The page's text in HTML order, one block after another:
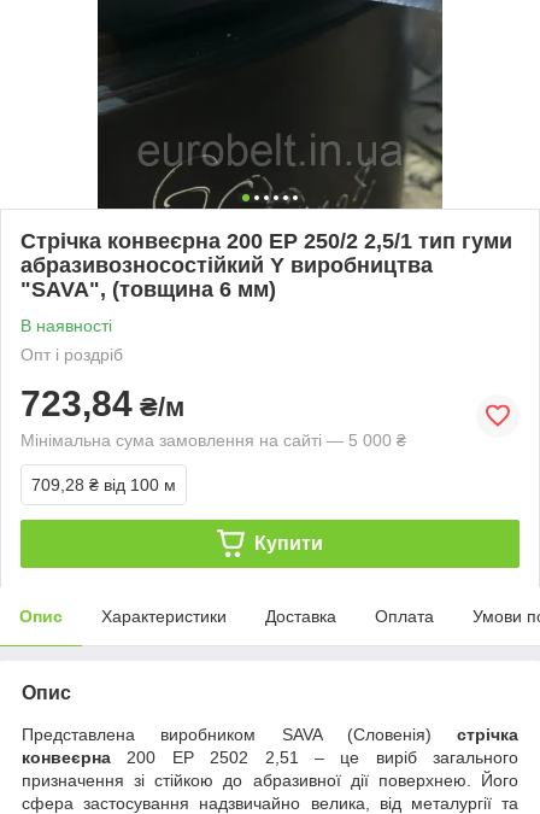
Стрічка конвеєрна 200 EP 250/2 2,5/1 тип гуми
абразивозносостійкий Y виробництва
"SAVA", (товщина 6 мм)
В наявності
Опт і роздріб
723,84 ₴/м
Мінімальна сума замовлення на сайті — 5 000 ₴
709,28 ₴ від 100 м
Купити
Опис Характеристики Доставка Оплата Умови
Опис
Представлена виробником SAVA (Словенія) стрічка
конвеєрна 200 EP 2502 2,51 – це виріб загального
призначення зі стійкою до абразивної дії поверхнею. Його
сфера застосування надзвичайно велика, від металургії та